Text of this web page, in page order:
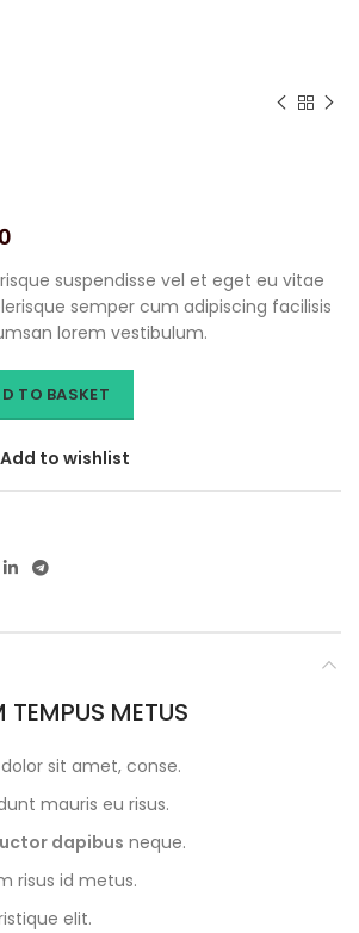
suspendisse vel et eget eu vitae
semper cum adipiscing facilisis
lorem vestibulum.
TO BASKET
Add to wishlist
TEMPUS METUS
sit amet, conse.
mauris eu risus.
dapibus neque.
risus id metus.
elit.